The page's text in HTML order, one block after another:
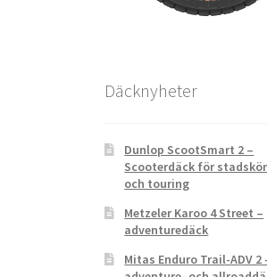
Däcknyheter
Dunlop ScootSmart 2 –
Scooterdäck för
och touring
Metzeler Karoo 4 Street –
adventuredäck
Mitas Enduro Trail-ADV 2